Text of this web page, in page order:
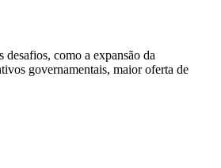
como a expansão da
governamentais, maior oferta de